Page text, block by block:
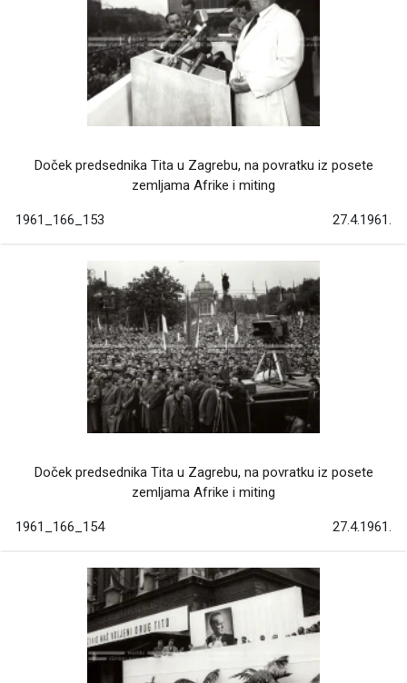
Doček predsednika Tita u Zagrebu, na povratku iz posete
zemljama Afrike i miting
1961_166_153 27.4.1961.
Doček predsednika Tita u Zagrebu, na povratku iz posete
zemljama Afrike i miting
1961_166_154 27.4.1961.